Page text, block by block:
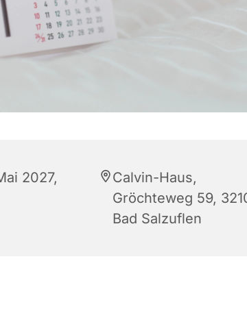
2027,
Calvin-Haus,
Gröchteweg 59,
Bad Salzuflen